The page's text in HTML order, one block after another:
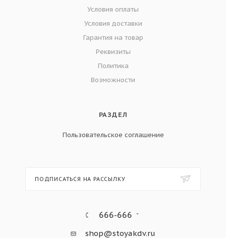
Условия оплаты
Условия доставки
Гарантия на товар
Реквизиты
Политика
Возможности
РАЗДЕЛ
Пользовательское соглашение
ПОДПИСАТЬСЯ НА РАССЫЛКУ
666-666
shop@stoyakdv.ru